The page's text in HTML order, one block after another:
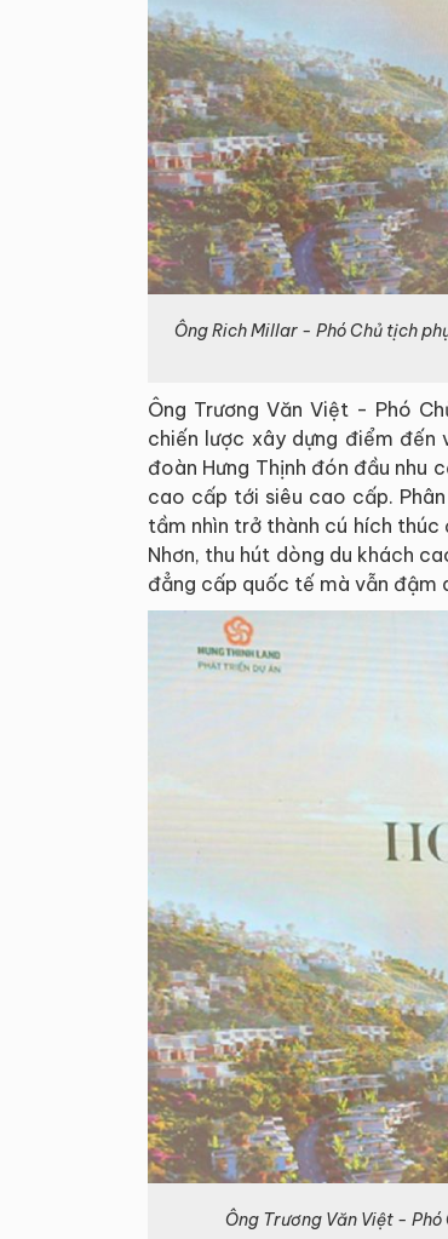
Ông Rich Millar - Phó Chủ tịch
Ông Trương Văn Việt - Phó
chiến lược xây dựng điểm
đoàn Hưng Thịnh đón đầu nhu
cao cấp tới siêu cao cấp.
tầm nhìn trở thành cú hích thúc
Nhơn, thu hút dòng du khách
đẳng cấp quốc tế mà vẫn đậm
Ông Trương Văn Việt -